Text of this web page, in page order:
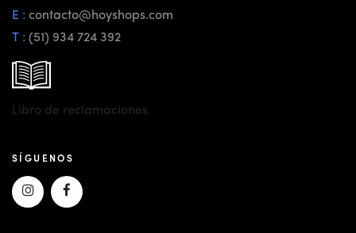
E : contacto@hoyshops.com
T : (51) 934 724 392
Libro de reclamaciones
SÍGUENOS